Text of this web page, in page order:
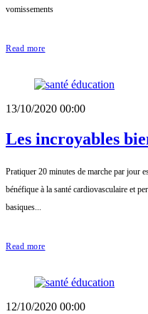
vomissements
Read more
13/10/2020 00:00
Les incroyables
Pratiquer 20 minutes de marche par jour
bénéfique à la santé cardiovasculaire et
basiques...
Read more
12/10/2020 00:00